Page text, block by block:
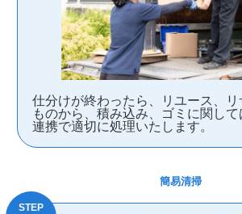
仕分けが終わったら、リユース、リ
ものから、積み込み、ゴミに関し
連携で適切に処理いたします。
簡易清掃